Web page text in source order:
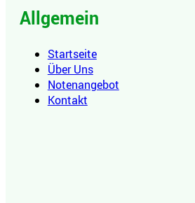
Allgemein
Startseite
Über Uns
Notenangebot
Kontakt